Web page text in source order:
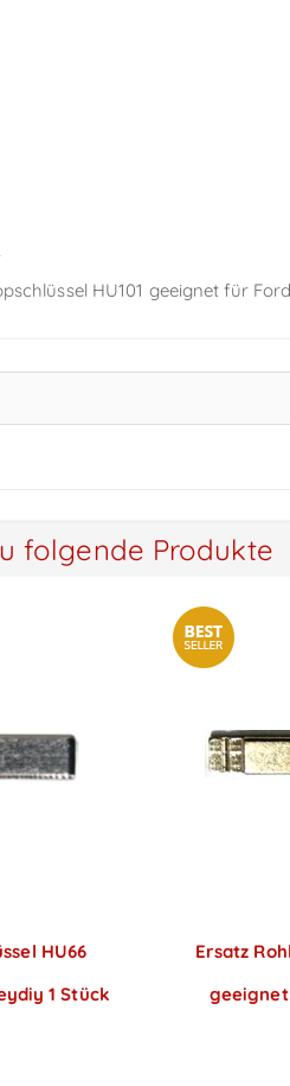
HU101 geeignet für
folgende Produkte
HU66
1 Stück
Ersatz
geeignet